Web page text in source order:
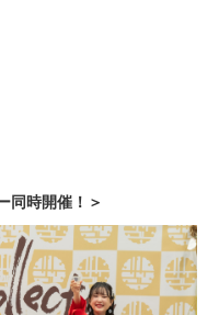
同時開催！＞